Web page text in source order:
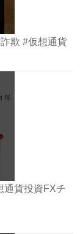
欺 #仮想通貨
通貨投資FXチ